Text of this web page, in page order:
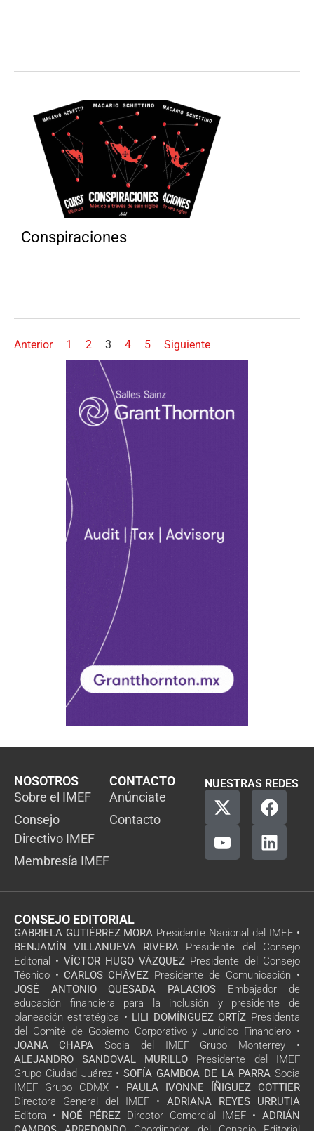
Conspiraciones
Anterior 1 2 3 4 5 Siguiente
NOSOTROS
Sobre el IMEF
Consejo
Directivo IMEF
Membresía IMEF
CONTACTO
Anúnciate
Contacto
NUESTRAS REDES
CONSEJO EDITORIAL
GABRIELA GUTIÉRREZ MORA Presidente Nacional del IMEF •
BENJAMÍN VILLANUEVA RIVERA Presidente del Consejo
Editorial • VÍCTOR HUGO VÁZQUEZ Presidente del Consejo
Técnico • CARLOS CHÁVEZ Presidente de Comunicación •
JOSÉ ANTONIO QUESADA PALACIOS Embajador de
educación financiera para la inclusión y presidente de
planeación estratégica • LILI DOMÍNGUEZ ORTÍZ Presidenta
del Comité de Gobierno Corporativo y Jurídico Financiero •
JOANA CHAPA Socia del IMEF Grupo Monterrey •
ALEJANDRO SANDOVAL MURILLO Presidente del IMEF
Grupo Ciudad Juárez • SOFÍA GAMBOA DE LA PARRA Socia
IMEF Grupo CDMX • PAULA IVONNE ÍÑIGUEZ COTTIER
Directora General del IMEF • ADRIANA REYES URRUTIA
Editora • NOÉ PÉREZ Director Comercial IMEF • ADRIÁN